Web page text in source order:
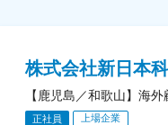
株式会社新日本
【鹿児島／和歌山】海
正社員 上場企業